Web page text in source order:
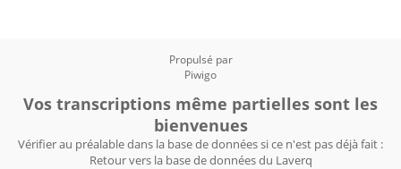
Propulsé par
Piwigo
Vos transcriptions même partielles sont les
bienvenues
Vérifier au préalable dans la base de données si ce n'est pas déjà fait :
Retour vers la base de données du Laverq